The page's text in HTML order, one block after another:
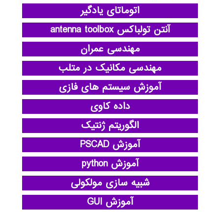
اتوماتای یادگیر
آنتن تولباکس antenna toolbox
مهندسی عمران
مهندسی مکانیک در متلب
آموزش سیستم های فازی
داده کاوی
الگوریتم ژنتیک
آموزش PSCAD
آموزش python
شبیه سازی مولکولی
آموزش GUI